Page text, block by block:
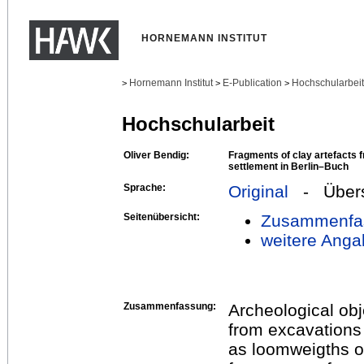
HORNEMANN INSTITUT
> Hornemann Institut > E-Publication >
Hochschularbeit
Oliver Bendig:
Fragments of clay artefacts
settlement in Berlin–Buch
Sprache:
Original -
Seitenübersicht:
weitere
Zusammenfassung:
Archeological
from
as loomweigths